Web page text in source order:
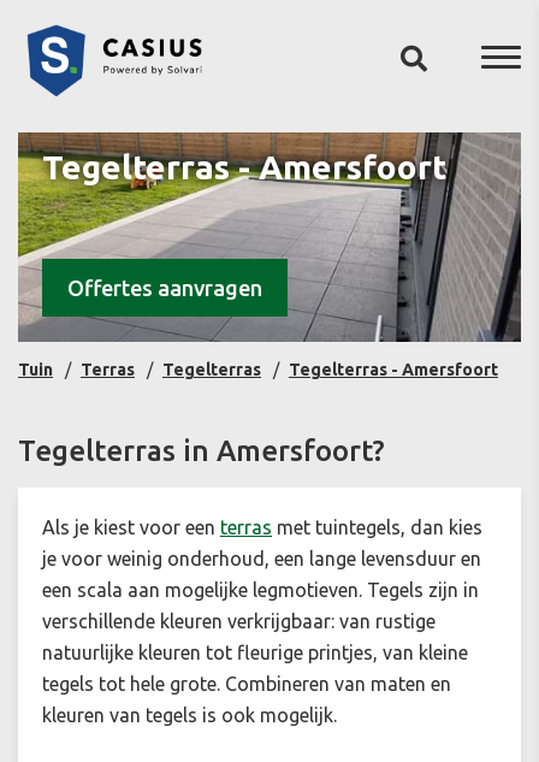
Tegelterras - Amersfoort
Offertes aanvragen
Tuin Terras Tegelterras Tegelterras - Amersfoort
Tegelterras in Amersfoort?
Als je kiest voor een terras met tuintegels, dan kies
je voor weinig onderhoud, een lange levensduur en
een scala aan mogelijke legmotieven. Tegels zijn in
verschillende kleuren verkrijgbaar: van rustige
natuurlijke kleuren tot fleurige printjes, van kleine
tegels tot hele grote. Combineren van maten en
kleuren van tegels is ook mogelijk.